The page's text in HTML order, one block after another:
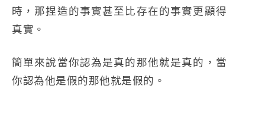
時，那捏造的事實甚至比存在的事實更顯得
真實。
簡單來說當你認為是真的那他就是真的，當
你認為他是假的那他就是假的。